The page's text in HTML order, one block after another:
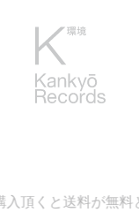
料となります。